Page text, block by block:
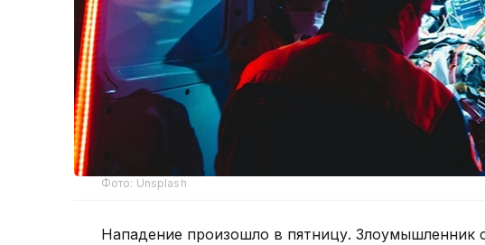
Фото: Unsplash
Нападение произошло в пятницу.